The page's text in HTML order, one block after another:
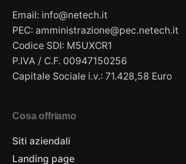
Email: info@netech.it
PEC: amministrazione@pec.netech.it
Codice SDI: M5UXCR1
P.IVA / C.F. 00947150256
Capitale Sociale i.v.: 71.428,58 Euro
Cosa offriamo
Siti aziendali
Landing page